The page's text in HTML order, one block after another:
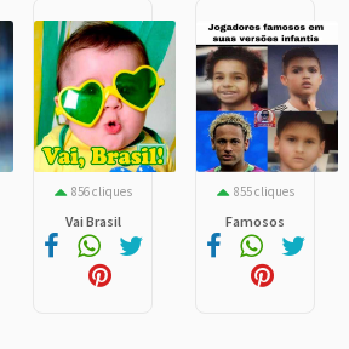
856 cliques
Vai Brasil
855 cliques
Famosos